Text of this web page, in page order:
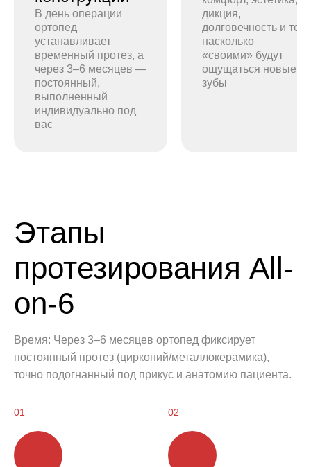
В день операции
ортопед
устанавливает
временный протез, а
через 3–6 месяцев —
постоянный,
выполненный
индивидуально под
вас
дикция,
долговечность и то,
насколько
«своими» будут
ощущаться новые
зубы
Этапы
протезирования All-
on-6
Время: Через 3–6 месяцев ортопед фиксирует
постоянный протез (цирконий/металлокерамика),
точно подогнанный под прикус и анатомию пациента.
01 02